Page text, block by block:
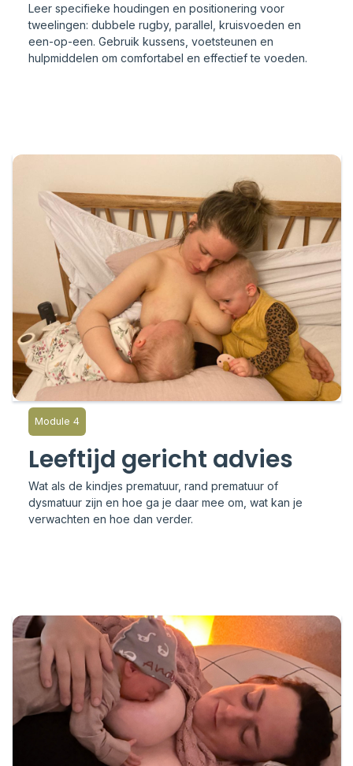
Leer specifieke houdingen en positionering voor
tweelingen: dubbele rugby, parallel, kruisvoeden en
een-op-een. Gebruik kussens, voetsteunen en
hulpmiddelen om comfortabel en effectief te voeden.
Module 4
Leeftijd gericht advies
Wat als de kindjes prematuur, rand prematuur of
dysmatuur zijn en hoe ga je daar mee om, wat kan je
verwachten en hoe dan verder.